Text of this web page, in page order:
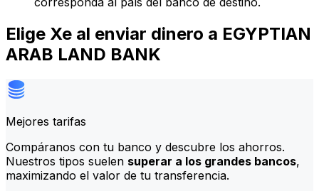
Elige Xe al enviar dinero a EGYPTIAN
ARAB LAND BANK
Mejores tarifas
Compáranos con tu banco y descubre los ahorros.
Nuestros tipos suelen superar a los grandes bancos,
maximizando el valor de tu transferencia.